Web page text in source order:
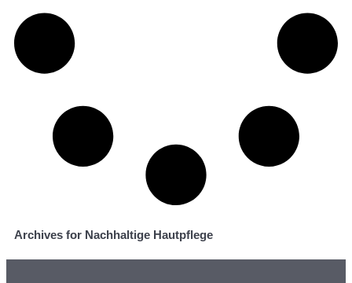
Archives for Nachhaltige Hautpflege